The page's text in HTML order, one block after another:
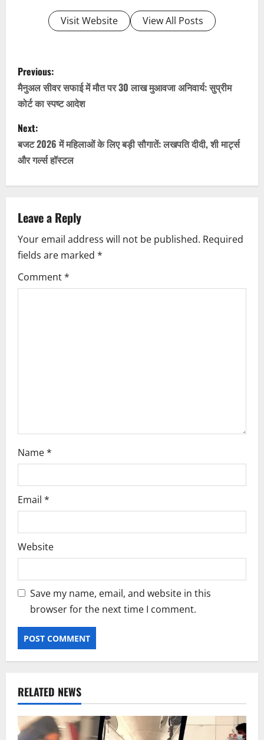
Visit Website View All Posts
P
o
s
t
n
a
v
i
g
a
Previous:
मैनुअल सीवर सफाई में मौत पर 30 लाख मुआवजा अनिवार्य: सुप्रीम
कोर्ट का स्पष्ट आदेश
Next:
बजट 2026 में महिलाओं के लिए बड़ी सौगातें: लखपति दीदी, शी मार्ट्स
और गर्ल्स हॉस्टल
Leave a Reply
Your email address will not be published. Required
fields are marked *
Comment*
Name*
Email *
Website
Save my name, email, and website in this
browser for the next time I comment.
RELATED NEWS